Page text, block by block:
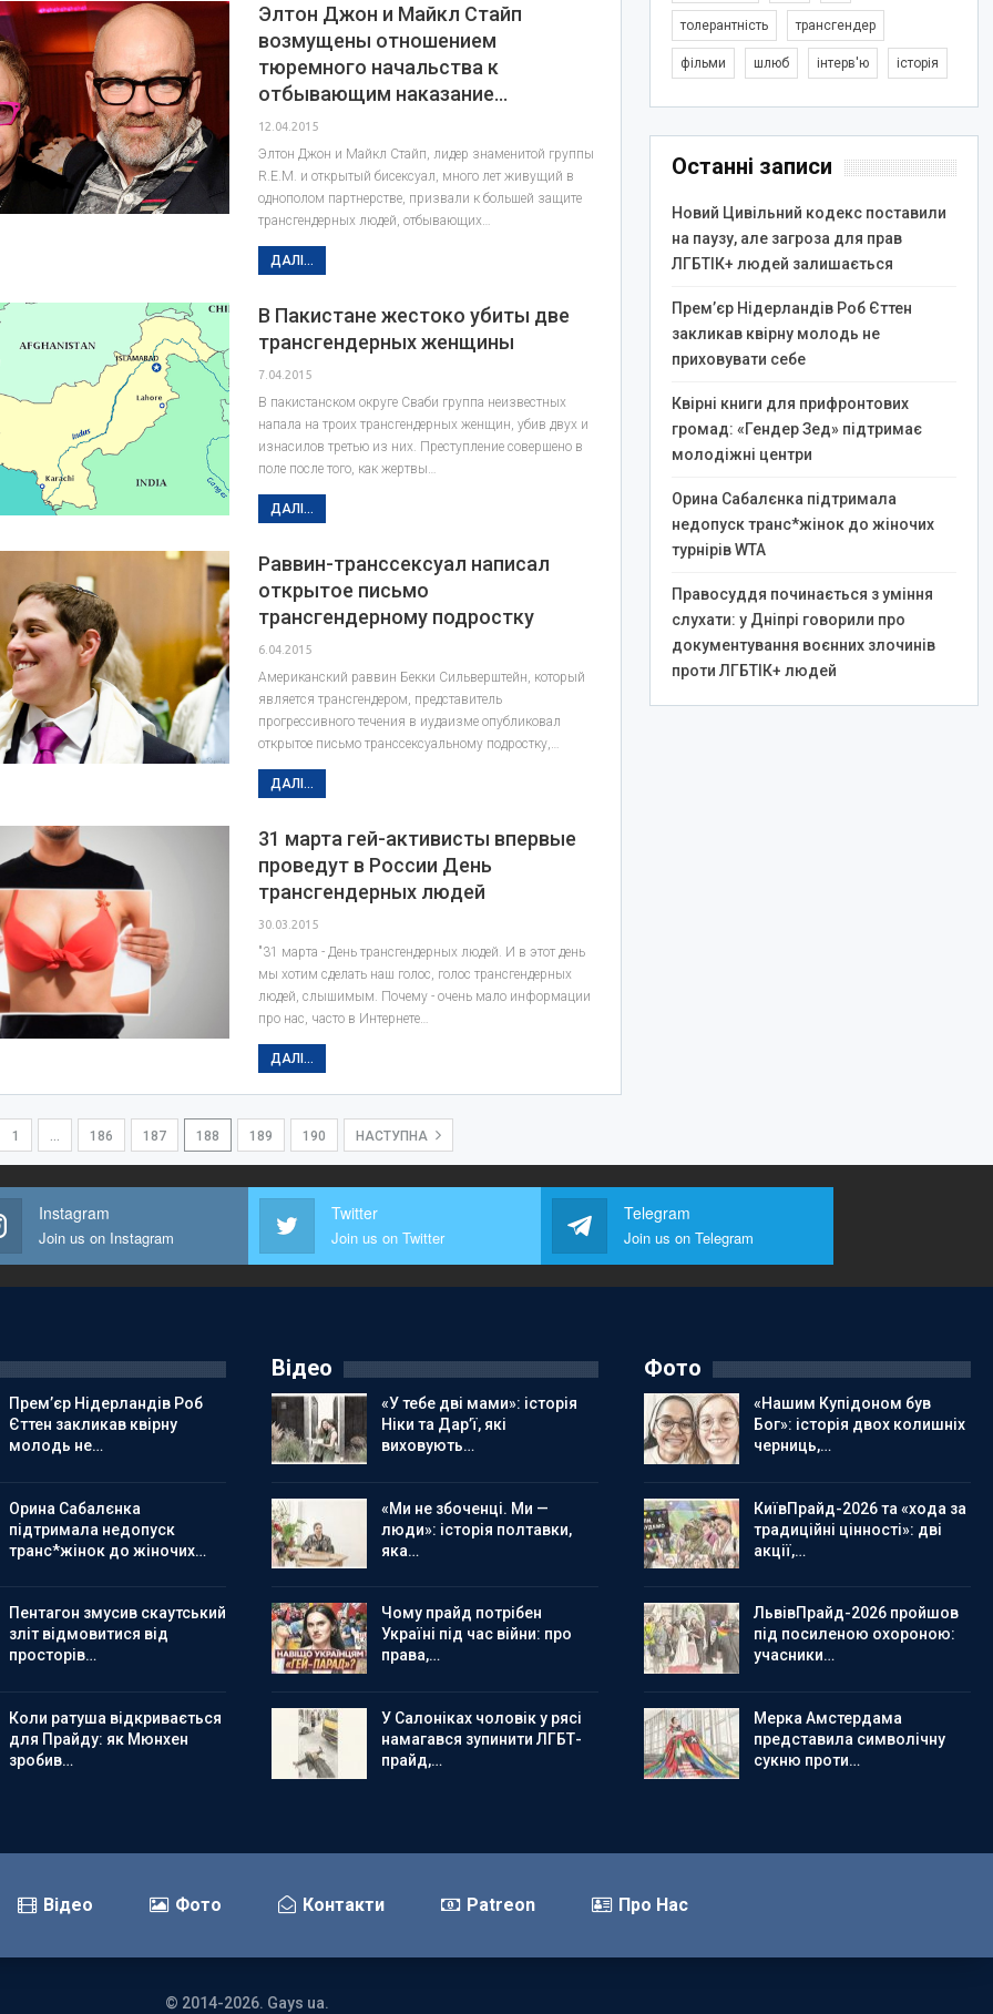
Элтон Джон и Майкл Стайп
возмущены отношением
тюремного начальства к
отбывающим наказание…
12.04.2015
Элтон Джон и Майкл Стайп, лидер знаменитой группы
R.E.M. и открытый бисексуал, много лет живущий в
однополом партнерстве, призвали к большей защите
трансгендерных людей, отбывающих…
ДАЛІ...
В Пакистане жестоко убиты две
трансгендерных женщины
7.04.2015
В пакистанском округе Сваби группа неизвестных
напала на троих трансгендерных женщин, убив двух и
изнасилов третью из них. Преступление совершено в
поле после того, как жертвы…
ДАЛІ...
Раввин-транссексуал написал
открытое письмо
трансгендерному подростку
6.04.2015
Американский раввин Бекки Сильверштейн, который
является трансгендером, представитель
прогрессивного течения в иудаизме опубликовал
открытое письмо транссексуальному подростку,…
ДАЛІ...
31 марта гей-активисты впервые
проведут в России День
трансгендерных людей
30.03.2015
"31 марта - День трансгендерных людей. И в этот день
мы хотим сделать наш голос, голос трансгендерных
людей, слышимым. Почему - очень мало информации
про нас, часто в Интернете…
ДАЛІ...
1 186 187 188 189 190 НАСТУПНА
толерантність трансгендер
фільми шлюб інтерв'ю історія
Останні записи
Новий Цивільний кодекс поставили
на паузу, але загроза для прав
ЛГБТІК+ людей залишається
Прем’єр Нідерландів Роб Єттен
закликав квірну молодь не
приховувати себе
Квірні книги для прифронтових
громад: «Гендер Зед» підтримає
молодіжні центри
Орина Сабалєнка підтримала
недопуск транс*жінок до жіночих
турнірів WTA
Правосуддя починається з уміння
слухати: у Дніпрі говорили про
документування воєнних злочинів
проти ЛГБТІК+ людей
Instagram
Join us on Instagram
Twitter
Join us on Twitter
Telegram
Join us on Telegram
Прем’єр Нідерландів Роб
Єттен закликав квірну
молодь не…
Орина Сабалєнка
підтримала недопуск
транс*жінок до жіночих…
Пентагон змусив скаутський
зліт відмовитися від
просторів…
Коли ратуша відкривається
для Прайду: як Мюнхен
зробив…
Відео
«У тебе дві мами»: історія
Ніки та Дар’ї, які
виховують…
«Ми не збоченці. Ми —
люди»: історія полтавки,
яка…
Чому прайд потрібен
Україні під час війни: про
права,…
У Салоніках чоловік у рясі
намагався зупинити ЛГБТ-
прайд,…
Фото
«Нашим Купідоном був
Бог»: історія двох колишніх
черниць,…
КиївПрайд-2026 та «хода за
традиційні цінності»: дві
акції,…
ЛьвівПрайд-2026 пройшов
під посиленою охороною:
учасники…
Мерка Амстердама
представила символічну
сукню проти…
Відео Фото Контакти Patreon Про Нас
© 2014-2026. Gays ua.